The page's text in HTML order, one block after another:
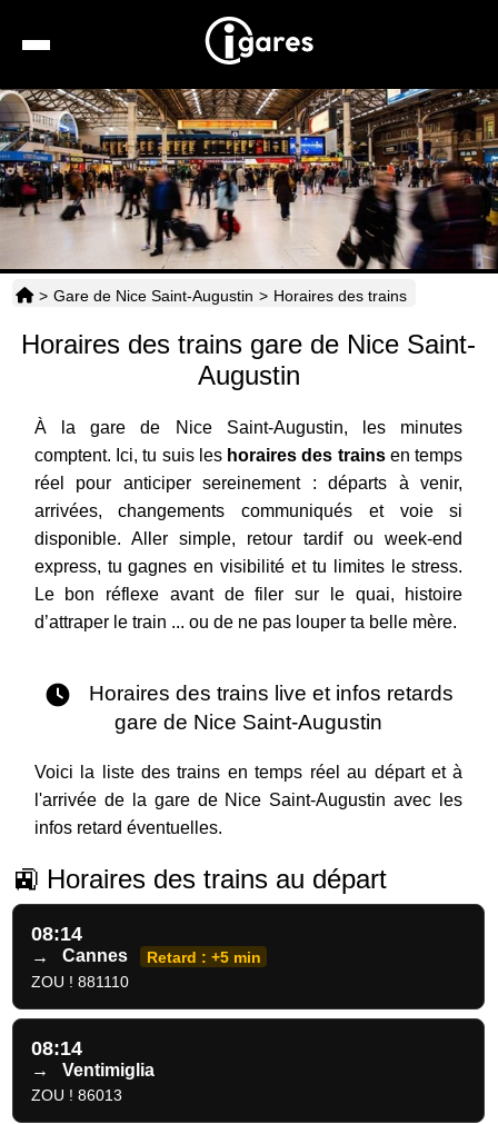
Recherche
Location de voiture
Hôtels
Horaires
> Gare de Nice Saint-Augustin > Horaires des trains
Horaires des trains gare de Nice Saint-
Augustin
À la gare de Nice Saint-Augustin, les minutes
comptent. Ici, tu suis les horaires des trainsen temps
réel pour anticiper sereinement : départs à venir,
arrivées, changements communiqués et voie si
disponible. Aller simple, retour tardif ou week-end
express, tu gagnes en visibilité et tu limites le stress.
Le bon réflexe avant de filer sur le quai, histoire
d’attraper le train ... ou de ne pas louper ta belle mère.
Horaires des trains live et infos retards
gare de Nice Saint-Augustin
Voici la liste des trains en temps réel au départ et à
l'arrivée de la gare de Nice Saint-Augustin avec les
infos retard éventuelles.
🚉 Horaires des trains au départ
08:14
→ Cannes
Retard : +5 min
ZOU ! 881110
08:14
→ Ventimiglia
ZOU ! 86013